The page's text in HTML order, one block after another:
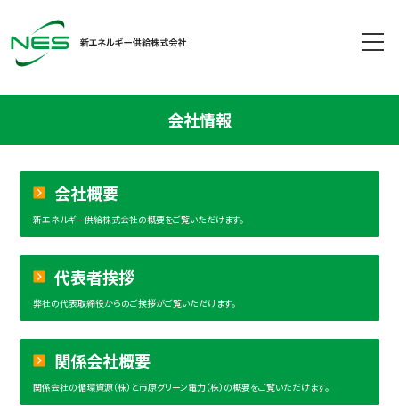
会社情報
会社概要
新エネルギー供給株式会社の概要をご覧いただけます。
代表者挨拶
弊社の代表取締役からのご挨拶がご覧いただけます。
関係会社概要
関係会社の循環資源（株）と市原グリーン電力（株）の概要をご覧いただけます。